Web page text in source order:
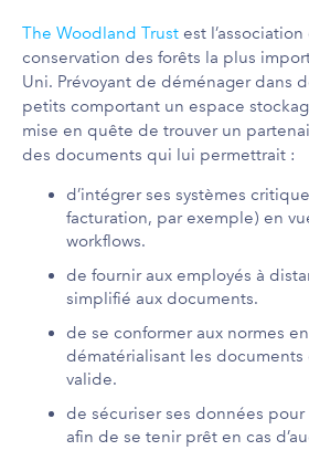
The Woodland Trust est
conservation des forêts la plus
Uni. Prévoyant de déménager dans
petits comportant un espace
mise en quête de trouver un
des documents qui lui permettrait :
d’intégrer ses systèmes
facturation, par exemple) en
workflows.
de fournir aux employés à
simplifié aux documents.
de se conformer aux normes
dématérialisant les documents
valide.
de sécuriser ses données
afin de se tenir prêt en cas